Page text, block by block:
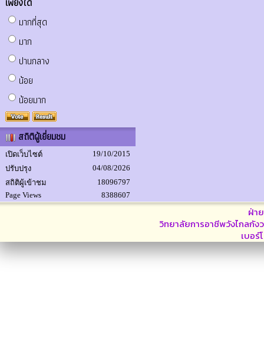
มากที่สุด
มาก
ปานกลาง
น้อย
น้อยมาก
สถิติผู้เยี่ยมชม
เปิดเว็บไซต์
19/10/2015
ปรับปรุง
04/08/2026
สถิติผู้เข้าชม
18096797
Page Views
8388607
ฝ่า
วิทยาลัยการอาชีพวังไกลกัง
เบอ